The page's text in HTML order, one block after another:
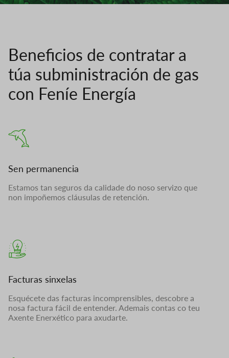
Beneficios de contratar a
túa subministración de gas
con Feníe Energía
Sen permanencia
Estamos tan seguros da calidade do noso servizo que
non impoñemos cláusulas de retención.
Facturas sinxelas
Esquécete das facturas incomprensibles, descobre a
nosa factura fácil de entender. Ademais contas co teu
Axente Enerxético para axudarte.